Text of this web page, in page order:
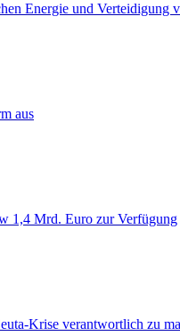
Energie und Verteidigung
aus
1,4 Mrd. Euro zur Verfügung
Krise verantwortlich zu